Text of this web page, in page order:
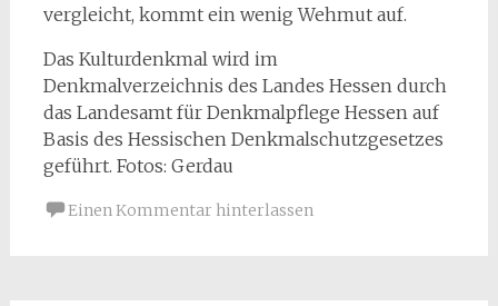
vergleicht, kommt ein wenig Wehmut auf.
Das Kulturdenkmal wird im
Denkmalverzeichnis des Landes Hessen durch
das Landesamt für Denkmalpflege Hessen auf
Basis des Hessischen Denkmalschutzgesetzes
geführt. Fotos: Gerdau
Einen Kommentar hinterlassen